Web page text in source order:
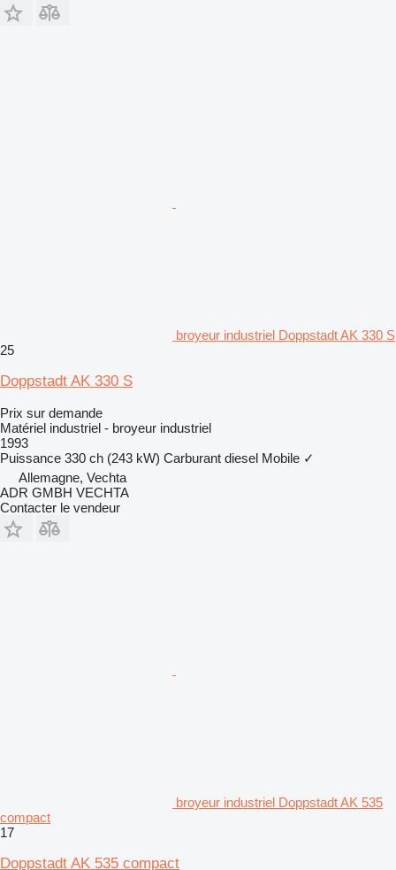
broyeur industriel Doppstadt AK 330 S
25
Doppstadt AK 330 S
Prix sur demande
Matériel industriel - broyeur industriel
1993
Puissance 330 ch (243 kW) Carburant diesel Mobile ✓
Allemagne, Vechta
ADR GMBH VECHTA
Contacter le vendeur
broyeur industriel Doppstadt AK 535
compact
17
Doppstadt AK 535 compact